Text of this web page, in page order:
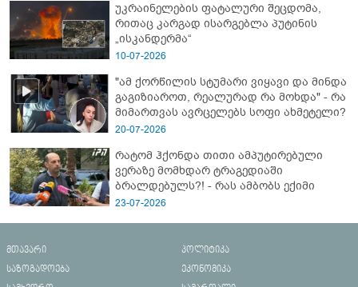
უკრაინელების ფატალური შეცდომა,
რითაც კარგად ისარგებლა პუტინის
„ისკანდერმა“
10-07-2026
"ამ ქორწილის სტუმარი ვიყავი და მინდა
გაგიზიაროთ, რეალურად რა მოხდა" - რა
მიმართვას ავრცელებს სოფი ახმეტელი?
20-07-2026
რატომ ჰქონდა თითი ამპუტირებული
ვერაზე მომხდარ ტრაგედიაში
ბრალდებულს?! - რას ამბობს ექიმი
23-07-2026
მთავარი
პოლიტიკა
საზოგადოება
ეკონომიკა